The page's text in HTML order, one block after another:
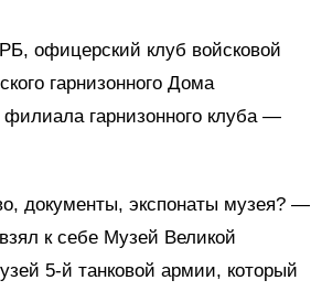
офицерский клуб войсковой
гарнизонного Дома
гарнизонного клуба —
документы, экспонаты музея? —
к себе Музей Великой
5‑й танковой армии, который